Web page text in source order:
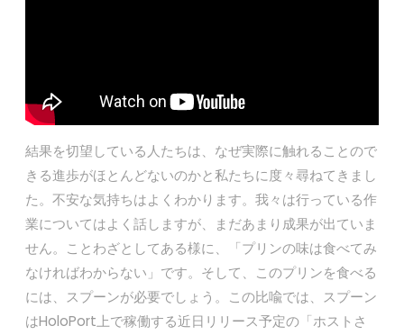
結果を切望している人たちは、なぜ実際に触れることので
きる進歩がほとんどないのかと私たちに度々尋ねてきまし
た。不安な気持ちはよくわかります。我々は行っている作
業についてはよく話しますが、まだあまり成果が出ていま
せん。ことわざとしてある様に、「プリンの味は食べてみ
なければわからない」です。そして、このプリンを食べる
には、スプーンが必要でしょう。この比喩では、スプーン
はHoloPort上で稼働する近日リリース予定の「ホストさ